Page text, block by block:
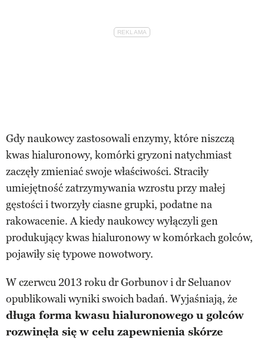
Gdy naukowcy zastosowali enzymy, które niszczą
kwas hialuronowy, komórki gryzoni natychmiast
zaczęły zmieniać swoje właściwości. Straciły
umiejętność zatrzymywania wzrostu przy małej
gęstości i tworzyły ciasne grupki, podatne na
rakowacenie. A kiedy naukowcy wyłączyli gen
produkujący kwas hialuronowy w komórkach golców,
pojawiły się typowe nowotwory.
W czerwcu 2013 roku dr Gorbunov i dr Seluanov
opublikowali wyniki swoich badań. Wyjaśniają, że
długa forma kwasu hialuronowego u golców
rozwinęła się w celu zapewnienia skórze